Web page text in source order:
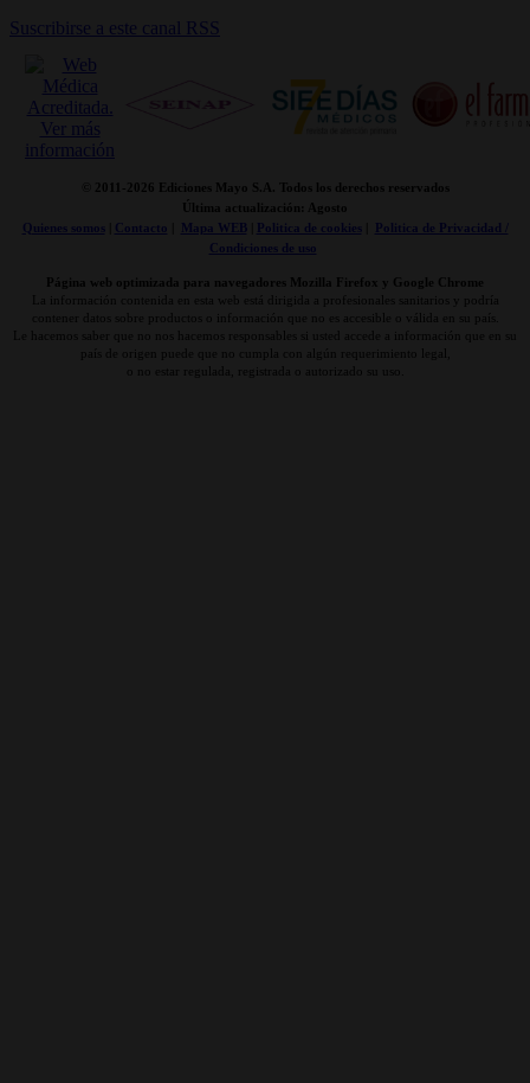
Suscribirse a este canal RSS
© 2011- 2026 Ediciones Mayo S.A. Todos los derechos reservados
Última actualización: Agosto
Quienes somos| Contacto Mapa WEB| Politica de cookies|
Politica de Privacidad /
Condiciones de uso
Página web optimizada para navegadores Mozilla Firefox y Google Chrome
La información contenida en esta web está dirigida a profesionales sanitarios y podría
contener datos sobre productos o información que no es accesible o válida en su país.
Le hacemos saber que no nos hacemos responsables si usted accede a información que en su
país de origen puede que no cumpla con algún requerimiento legal,
o no estar regulada, registrada o autorizado su uso.